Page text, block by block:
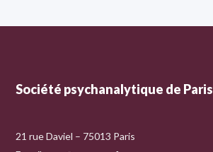
Société psychanalytique de Paris
21 rue Daviel – 75013 Paris